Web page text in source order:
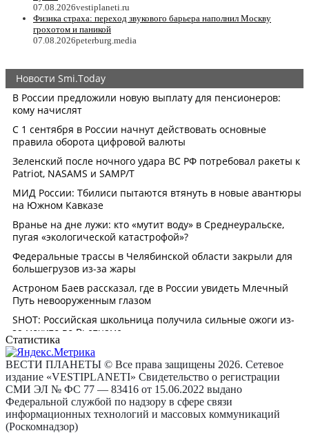
07.08.2026vestiplaneti.ru
Физика страха: переход звукового барьера наполнил Москву
грохотом и паникой
07.08.2026peterburg.media
Статистика
ВЕСТИ ПЛАНЕТЫ © Все права защищены 2026. Сетевое
издание «VESTIPLANETI» Свидетельство о регистрации
СМИ ЭЛ № ФС 77 — 83416 от 15.06.2022 выдано
Федеральной службой по надзору в сфере связи
информационных технологий и массовых коммуникаций
(Роскомнадзор)